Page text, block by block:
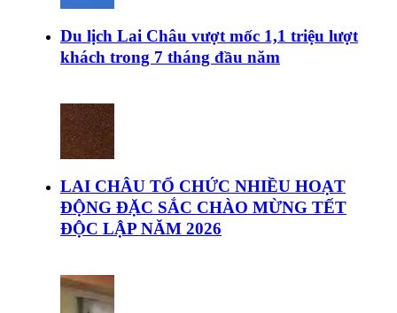
Du lịch Lai Châu vượt mốc 1,1 triệu lượt
khách trong 7 tháng đầu năm
LAI CHÂU TỔ CHỨC NHIỀU HOẠT
ĐỘNG ĐẶC SẮC CHÀO MỪNG TẾT
ĐỘC LẬP NĂM 2026